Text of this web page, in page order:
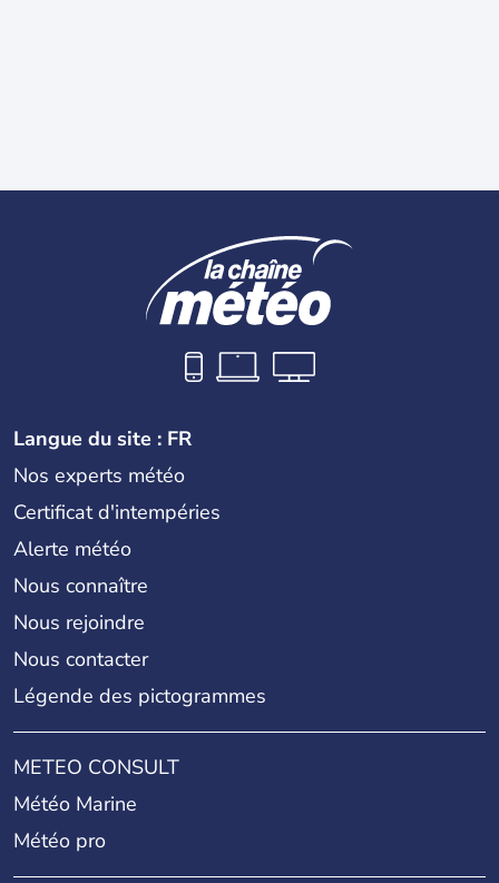
Langue du site : FR
Nos experts météo
Certificat d'intempéries
Alerte météo
Nous connaître
Nous rejoindre
Nous contacter
Légende des pictogrammes
METEO CONSULT
Météo Marine
Météo pro